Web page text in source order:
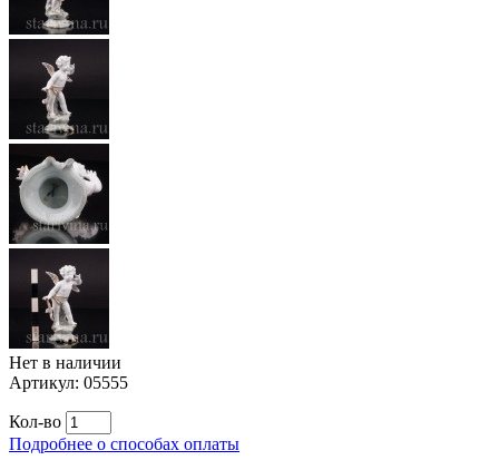
Нет в наличии
Артикул: 05555
Кол-во
Подробнее о способах оплаты